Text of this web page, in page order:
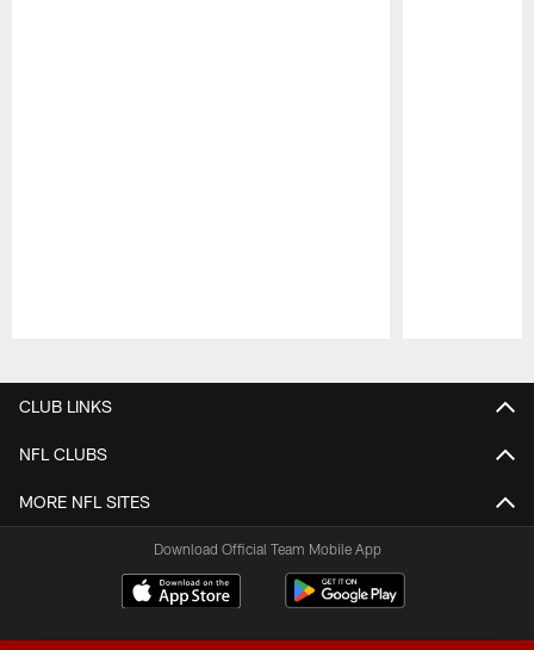
CLUB LINKS
NFL CLUBS
MORE NFL SITES
Download Official Team Mobile App